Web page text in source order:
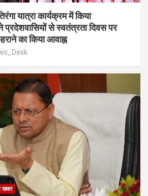
यात्रा कार्यक्रम में किया
प्रदेशवासियों से स्वतंत्रता दिवस पर
का किया आवाह्न
खबर